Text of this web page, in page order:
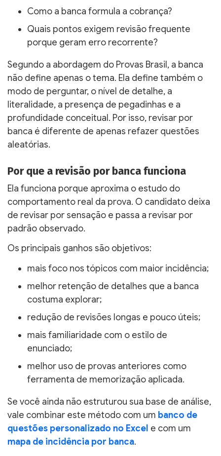
Como a banca formula a cobrança?
Quais pontos exigem revisão frequente
porque geram erro recorrente?
Segundo a abordagem do Provas Brasil, a banca
não define apenas o tema. Ela define também o
modo de perguntar, o nível de detalhe, a
literalidade, a presença de pegadinhas e a
profundidade conceitual. Por isso, revisar por
banca é diferente de apenas refazer questões
aleatórias.
Por que a revisão por banca funciona
Ela funciona porque aproxima o estudo do
comportamento real da prova. O candidato deixa
de revisar por sensação e passa a revisar por
padrão observado.
Os principais ganhos são objetivos:
mais foco nos tópicos com maior incidência;
melhor retenção de detalhes que a banca
costuma explorar;
redução de revisões longas e pouco úteis;
mais familiaridade com o estilo de
enunciado;
melhor uso de provas anteriores como
ferramenta de memorização aplicada.
Se você ainda não estruturou sua base de análise,
vale combinar este método com um banco de
questões personalizado no Excel e com um
mapa de incidência por banca.